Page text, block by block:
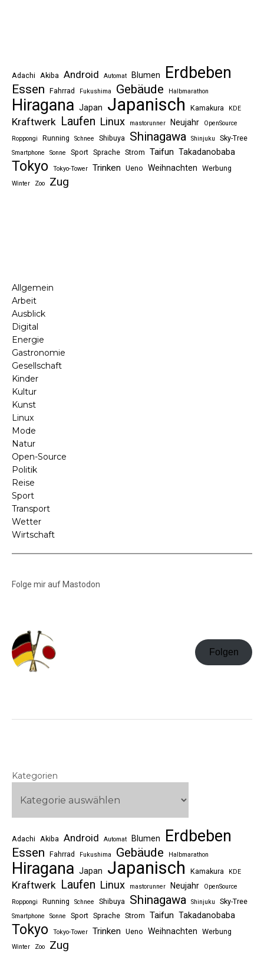
Adachi Akiba Android Automat Blumen Erdbeben
Essen Fahrrad Fukushima Gebäude Halbmarathon
Hiragana Japan Japanisch Kamakura KDE
Kraftwerk Laufen Linux mastorunner Neujahr
OpenSource
Roppongi
Running Schnee Shibuya Shinagawa Shinjuku Sky-Tree
Smartphone Sonne Sport Sprache Strom Taifun Takadanobaba
Tokyo Tokyo-Tower Trinken Ueno Weihnachten Werbung
Winter Zoo Zug
Allgemein
Arbeit
Ausblick
Digital
Energie
Gastronomie
Gesellschaft
Kinder
Kultur
Kunst
Linux
Mode
Natur
Open-Source
Politik
Reise
Sport
Transport
Wetter
Wirtschaft
Folge mir auf Mastodon
Folgen
Kategorien
Adachi Akiba Android Automat Blumen Erdbeben
Essen Fahrrad Fukushima Gebäude Halbmarathon
Hiragana Japan Japanisch Kamakura KDE
Kraftwerk Laufen Linux mastorunner Neujahr
OpenSource
Roppongi
Running Schnee Shibuya Shinagawa Shinjuku Sky-Tree
Smartphone Sonne Sport Sprache Strom Taifun Takadanobaba
Tokyo Tokyo-Tower Trinken Ueno Weihnachten Werbung
Winter Zoo Zug